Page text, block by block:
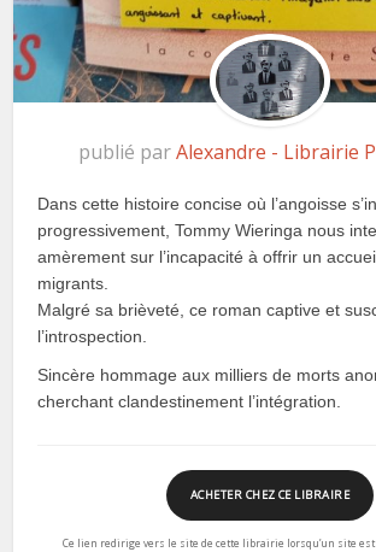
publié parAlexandre - Librairie
Dans cette histoire concise où l’angoisse
progressivement, Tommy Wieringa nous
amèrement sur l’incapacité à offrir un
migrants.
Malgré sa brièveté, ce roman captive et
l’introspection.
Sincère hommage aux milliers de morts
cherchant clandestinement l’intégration.
ACHETER CHEZ CE LIBRAIRE
Ce lien redirige vers le site de cette librairie lorsqu’un site